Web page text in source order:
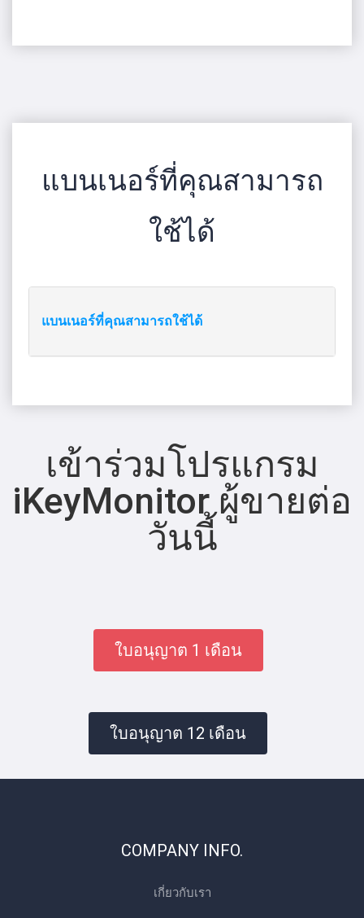
แบนเนอร์ที่คุณสามารถ
ใช้ได้
แบนเนอร์ที่คุณสามารถใช้ได้
เข้าร่วมโปรแกรม
iKeyMonitor ผู้ขายต่อ
วันนี้
ใบอนุญาต 1 เดือน
ใบอนุญาต 12 เดือน
COMPANY INFO.
เกี่ยวกับเรา